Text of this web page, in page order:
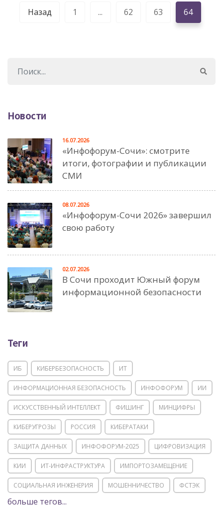
Назад 1 ... 62 63 64
Новости
«Инфофорум-Сочи»: смотрите
итоги, фотографии и публикации
СМИ
16.07.2026
«Инфофорум-Сочи 2026» завершил
свою работу
08.07.2026
В Сочи проходит Южный форум
информационной безопасности
02.07.2026
Теги
ИБ КИБЕРБЕЗОПАСНОСТЬ ИТ
ИНФОРМАЦИОННАЯ БЕЗОПАСНОСТЬ ИНФОФОРУМ ИИ
ИСКУССТВЕННЫЙ ИНТЕЛЛЕКТ ФИШИНГ МИНЦИФРЫ
КИБЕРУГРОЗЫ РОССИЯ КИБЕРАТАКИ
ЗАЩИТА ДАННЫХ ИНФОФОРУМ-2025 ЦИФРОВИЗАЦИЯ
КИИ ИТ-ИНФРАСТРУКТУРА ИМПОРТОЗАМЕЩЕНИЕ
СОЦИАЛЬНАЯ ИНЖЕНЕРИЯ МОШЕННИЧЕСТВО ФСТЭК
POSITIVE TECHNOLOGIES
больше тегов...